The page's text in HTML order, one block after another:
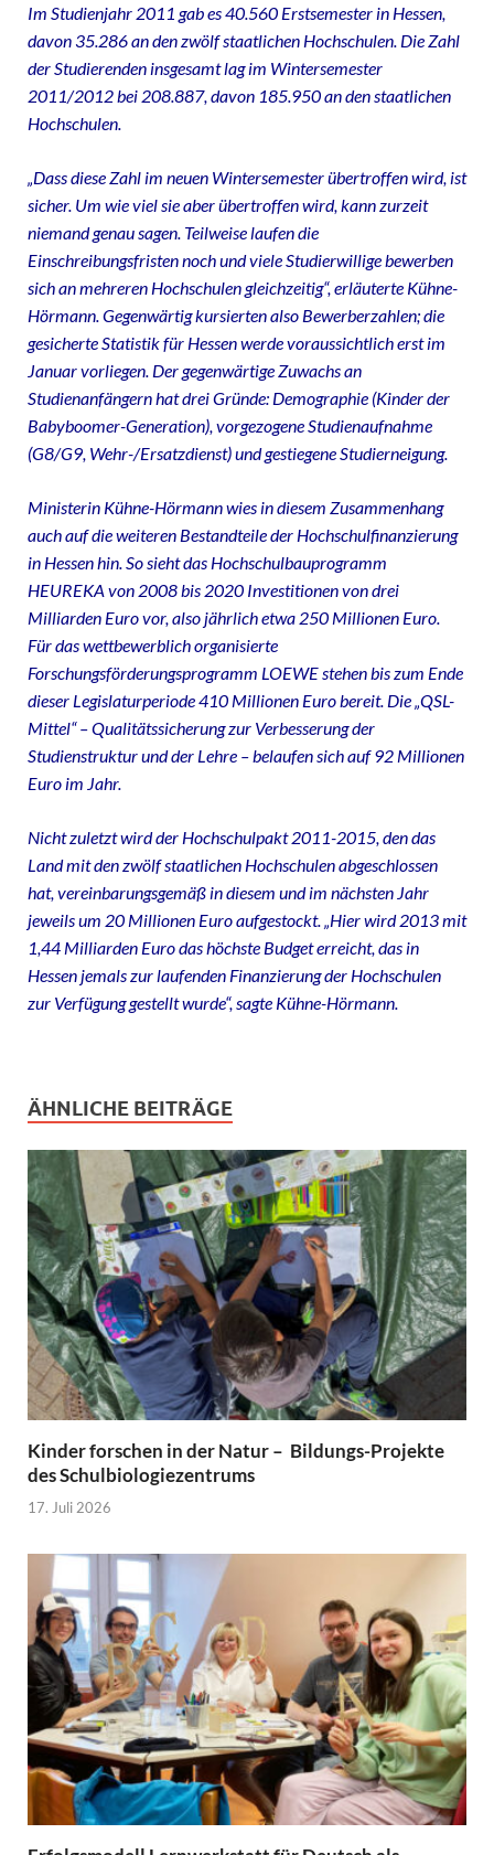
Im Studienjahr 2011 gab es 40.560 Erstsemester in Hessen,
davon 35.286 an den zwölf staatlichen Hochschulen. Die Zahl
der Studierenden insgesamt lag im Wintersemester
2011/2012 bei 208.887, davon 185.950 an den staatlichen
Hochschulen.
„Dass diese Zahl im neuen Wintersemester übertroffen wird, ist
sicher. Um wie viel sie aber übertroffen wird, kann zurzeit
niemand genau sagen. Teilweise laufen die
Einschreibungsfristen noch und viele Studierwillige bewerben
sich an mehreren Hochschulen gleichzeitig“, erläuterte Kühne-
Hörmann. Gegenwärtig kursierten also Bewerberzahlen; die
gesicherte Statistik für Hessen werde voraussichtlich erst im
Januar vorliegen. Der gegenwärtige Zuwachs an
Studienanfängern hat drei Gründe: Demographie (Kinder der
Babyboomer-Generation), vorgezogene Studienaufnahme
(G8/G9, Wehr-/Ersatzdienst) und gestiegene Studierneigung.
Ministerin Kühne-Hörmann wies in diesem Zusammenhang
auch auf die weiteren Bestandteile der Hochschulfinanzierung
in Hessen hin. So sieht das Hochschulbauprogramm
HEUREKA von 2008 bis 2020 Investitionen von drei
Milliarden Euro vor, also jährlich etwa 250 Millionen Euro.
Für das wettbewerblich organisierte
Forschungsförderungsprogramm LOEWE stehen bis zum Ende
dieser Legislaturperiode 410 Millionen Euro bereit. Die „QSL-
Mittel“ – Qualitätssicherung zur Verbesserung der
Studienstruktur und der Lehre – belaufen sich auf 92 Millionen
Euro im Jahr.
Nicht zuletzt wird der Hochschulpakt 2011-2015, den das
Land mit den zwölf staatlichen Hochschulen abgeschlossen
hat, vereinbarungsgemäß in diesem und im nächsten Jahr
jeweils um 20 Millionen Euro aufgestockt. „Hier wird 2013 mit
1,44 Milliarden Euro das höchste Budget erreicht, das in
Hessen jemals zur laufenden Finanzierung der Hochschulen
zur Verfügung gestellt wurde“, sagte Kühne-Hörmann.
ÄHNLICHE BEITRÄGE
Kinder forschen in der Natur – Bildungs-Projekte
des Schulbiologiezentrums
17. Juli 2026